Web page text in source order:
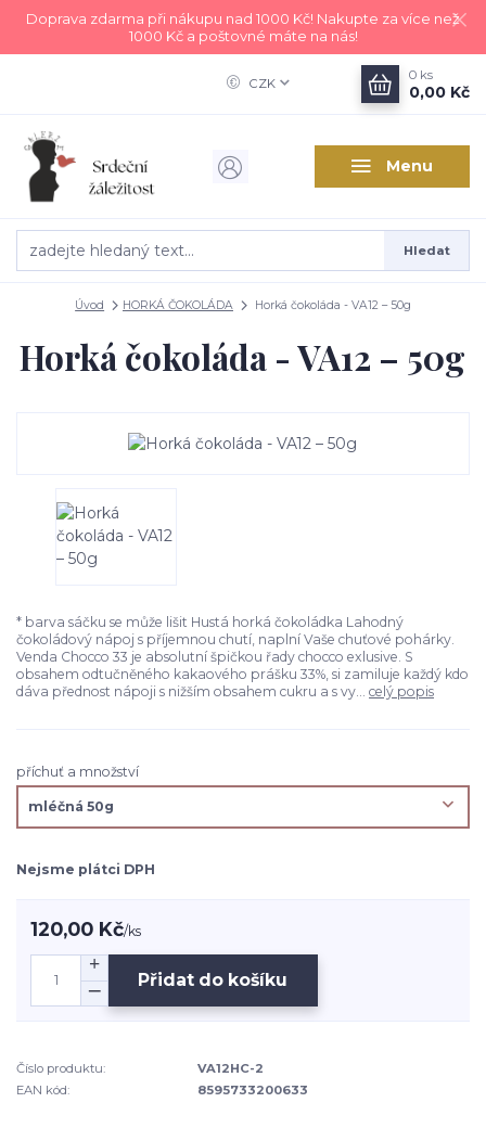
Doprava zdarma při nákupu nad 1000 Kč! Nakupte za více než
1000 Kč a poštovné máte na nás!
Menu
CZK
Hledat
0 ks
0,00 Kč
Úvod HORKÁ ČOKOLÁDA Horká čokoláda - VA12 – 50g
Horká čokoláda - VA12 – 50g
* barva sáčku se může lišit Hustá horká čokoládka Lahodný
čokoládový nápoj s příjemnou chutí, naplní Vaše chuťové pohárky.
Venda Chocco 33 je absolutní špičkou řady chocco exlusive. S
obsahem odtučněného kakaového prášku 33%, si zamiluje každý kdo
dáva přednost nápoji s nižším obsahem cukru a s vy... celý popis
příchuť a množství
Nejsme plátci DPH
120,00 Kč/ks
Přidat do košíku
Číslo produktu:
VA12HC-2
EAN kód:
8595733200633